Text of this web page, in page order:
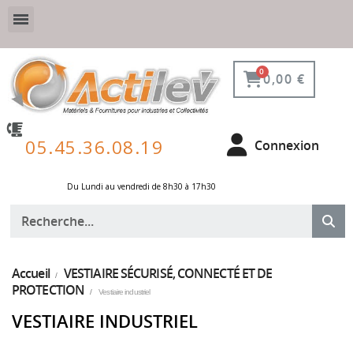
0,00 €
05.45.36.08.19 Connexion
Du Lundi au vendredi de 8h30 à 17h30 ​
Accueil
VESTIAIRE SÉCURISÉ, CONNECTÉ ET DE
PROTECTION
Vestiaire industriel
VESTIAIRE INDUSTRIEL